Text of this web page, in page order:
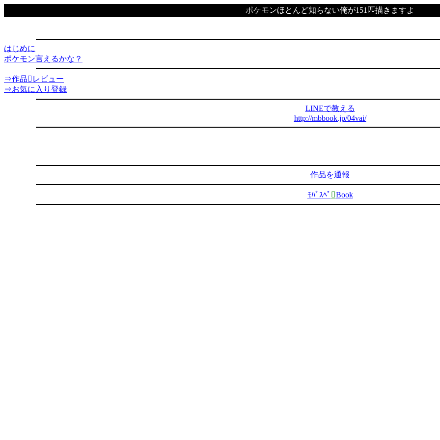
ポケモンほとんど知らない俺が151匹描きますよ
はじめに
ポケモン言えるかな？
⇒作品レビュー
⇒お気に入り登録
LINEで教える
http://mbbook.jp/04vai/
作品を通報
ﾓﾊﾞｽﾍﾟ Book